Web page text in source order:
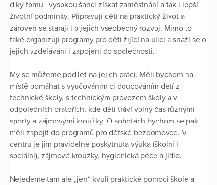
díky tomu i vysokou šanci získat zaměstnání a tak i lepší
životní podmínky. Připravují děti na praktický život a
zároveň se starají i o jejich všeobecný rozvoj. Mimo to
také organizují programy pro děti žijící na ulici a snaží se o
jejich vzdělávání i zapojení do společnosti.
My se můžeme podílet na jejich práci. Měli bychom na
místě pomáhat s vyučováním či doučováním dětí z
technické školy, s technickým provozem školy a v
odpoledních oratořích, kde děti tráví volný čas různými
sporty a zájmovými kroužky. O sobotách bychom se pak
měli zapojit do programů pro dětské bezdomovce. V
centru je jim pravidelně poskytnuta výuka (školní i
sociální), zájmové kroužky, hygienická péče a jídlo.
Nejedeme tam ale „jen“ kvůli praktické pomoci škole a